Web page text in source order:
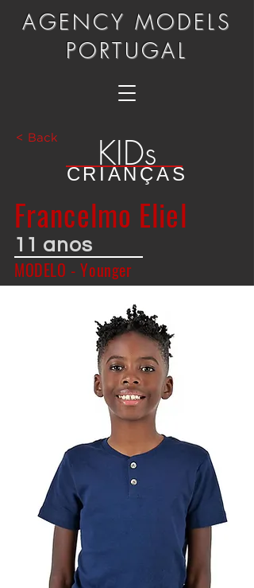
AGENCY MODELS
PORTUGAL
KIDs
CRIANÇAS
< Back
Francelmo Eliel
11 anos
MODELO - Younger